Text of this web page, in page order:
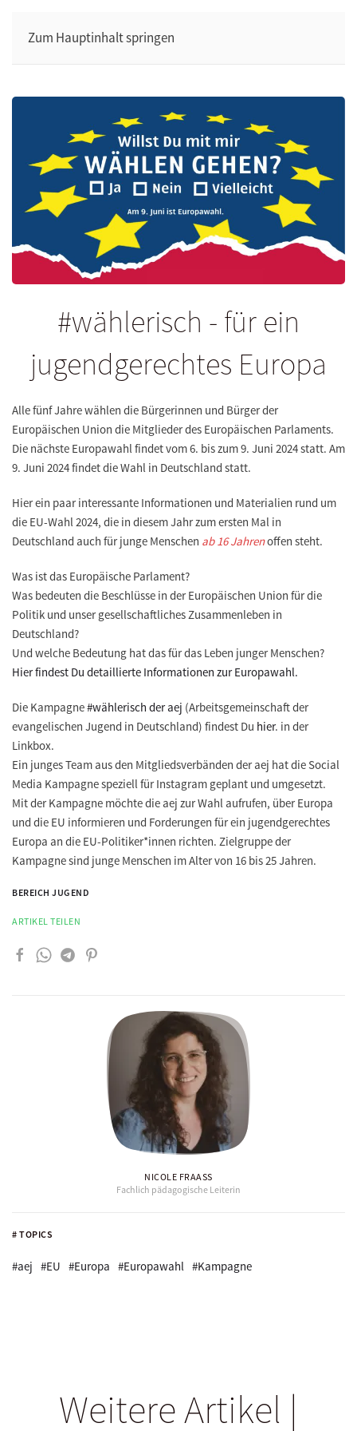
Zum Hauptinhalt springen
# TOPICS
#aej #EU #Europa #Europawahl #Kampagne
#wählerisch - für ein
jugendgerechtes Europa
Alle fünf Jahre wählen die Bürgerinnen und Bürger der
Europäischen Union die Mitglieder des Europäischen Parlaments.
Die nächste Europawahl findet vom 6. bis zum 9. Juni 2024 statt. Am
9. Juni 2024findet die Wahl in Deutschland statt.
Hier ein paar interessante Informationen und Materialien rund um
die EU-Wahl 2024, die in diesem Jahr zum ersten Mal in
Deutschland auch für junge Menschen ab 16 Jahrenoffen steht.
Was ist das Europäische Parlament?
Was bedeuten die Beschlüsse in der Europäischen Union für die
Politik und unser gesellschaftliches Zusammenleben in
Deutschland?
Und welche Bedeutung hat das für das Leben junger Menschen?
Hier findest Du detaillierte Informationen zur Europawahl.
Die Kampagne#wählerisch der aej (Arbeitsgemeinschaft der
evangelischen Jugend in Deutschland) findest Du hier. in der
Linkbox.
Ein junges Team aus den Mitgliedsverbänden der aej hat die Social
Media Kampagne speziell für Instagram geplant und umgesetzt.
Mit der Kampagne möchte die aej zur Wahl aufrufen, über Europa
und die EU informieren und Forderungen für ein jugendgerechtes
Europa an die EU-Politiker*innen richten. Zielgruppe der
Kampagne sind junge Menschen im Alter von 16 bis 25 Jahren.
BEREICH JUGEND
ARTIKEL TEILEN
NICOLE FRAASS
Fachlich pädagogische Leiterin
Weitere Artikel |